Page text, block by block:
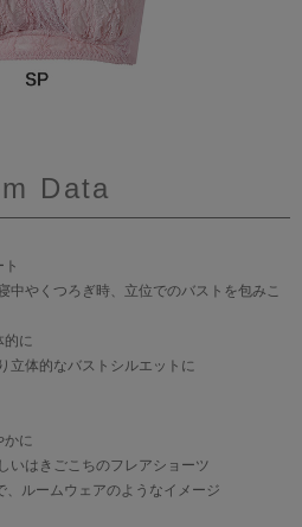
Data
やくつろぎ時、立位でのバストを包みこ
に
体的なバストシルエットに
に
いはきごこちのフレアショーツ
、ルームウェアのようなイメージ